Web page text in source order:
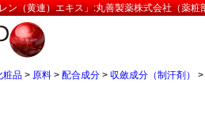
ン（黄連）エキス」:丸善製薬株式会社（薬粧
粧品 > 原料 > 配合成分 > 収斂成分（制汗剤） >